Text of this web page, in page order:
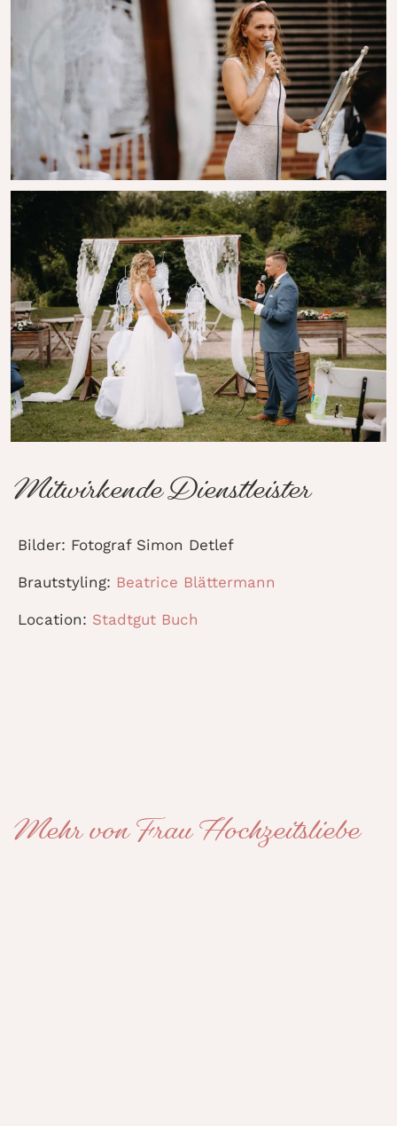
Mitwirkende Dienstleister
Bilder: Fotograf Simon Detlef
Brautstyling: Beatrice Blättermann
Location: Stadtgut Buch
Mehr von Frau Hochzeitsliebe